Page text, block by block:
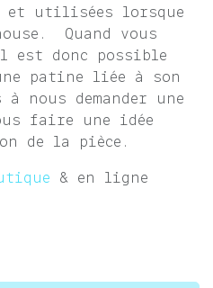
et utilisées lorsque
Quand vous
est donc possible
patine liée à son
nous demander une
faire une idée
de la pièce.
& en ligne